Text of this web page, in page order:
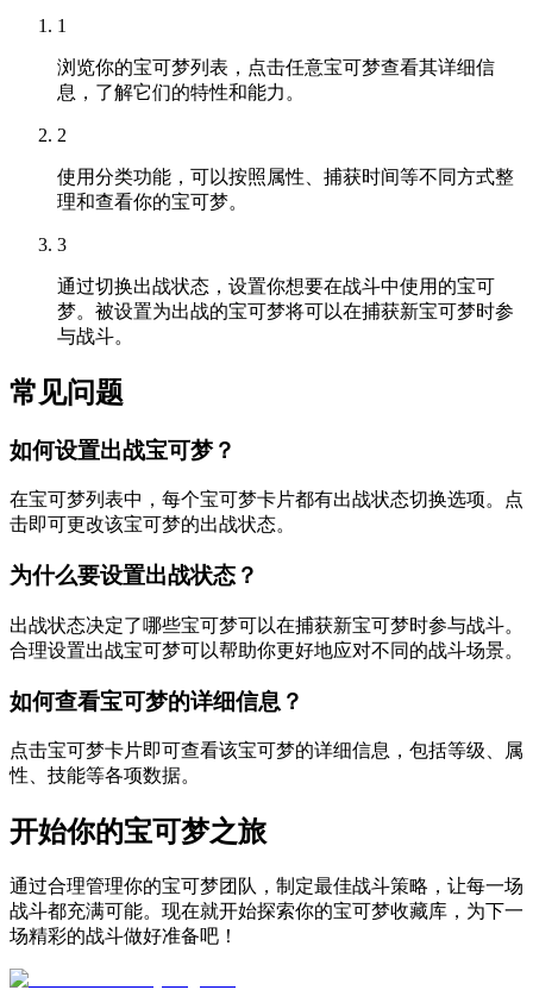
1
浏览你的宝可梦列表，点击任意宝可梦查看其详细信
息，了解它们的特性和能力。
2
使用分类功能，可以按照属性、捕获时间等不同方式整
理和查看你的宝可梦。
3
通过切换出战状态，设置你想要在战斗中使用的宝可
梦。被设置为出战的宝可梦将可以在捕获新宝可梦时参
与战斗。
常见问题
如何设置出战宝可梦？
在宝可梦列表中，每个宝可梦卡片都有出战状态切换选项。点
击即可更改该宝可梦的出战状态。
为什么要设置出战状态？
出战状态决定了哪些宝可梦可以在捕获新宝可梦时参与战斗。
合理设置出战宝可梦可以帮助你更好地应对不同的战斗场景。
如何查看宝可梦的详细信息？
点击宝可梦卡片即可查看该宝可梦的详细信息，包括等级、属
性、技能等各项数据。
开始你的宝可梦之旅
通过合理管理你的宝可梦团队，制定最佳战斗策略，让每一场
战斗都充满可能。现在就开始探索你的宝可梦收藏库，为下一
场精彩的战斗做好准备吧！